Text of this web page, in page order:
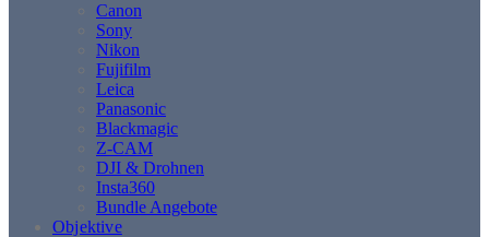
Canon
Sony
Nikon
Fujifilm
Leica
Panasonic
Blackmagic
Z-CAM
DJI & Drohnen
Insta360
Bundle Angebote
Objektive